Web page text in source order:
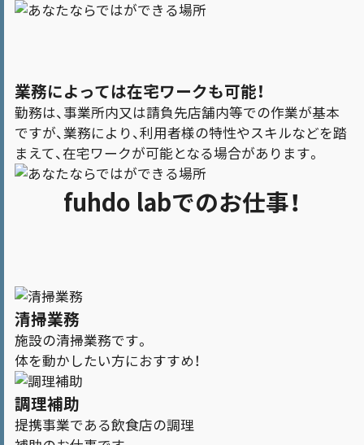
業務によっては在宅ワークも可能！
勤務は、事業所内又は請負先店舗内等での作業が基本
ですが、業務により、利用者様の特性やスキルなどを踏
まえて、在宅ワークが可能となる場合があります。
fuhdo labでのお仕事！
清掃業務
施設の清掃業務です。
体を動かしたい方におすすめ！
調理補助
提携事業である飲食店の調理